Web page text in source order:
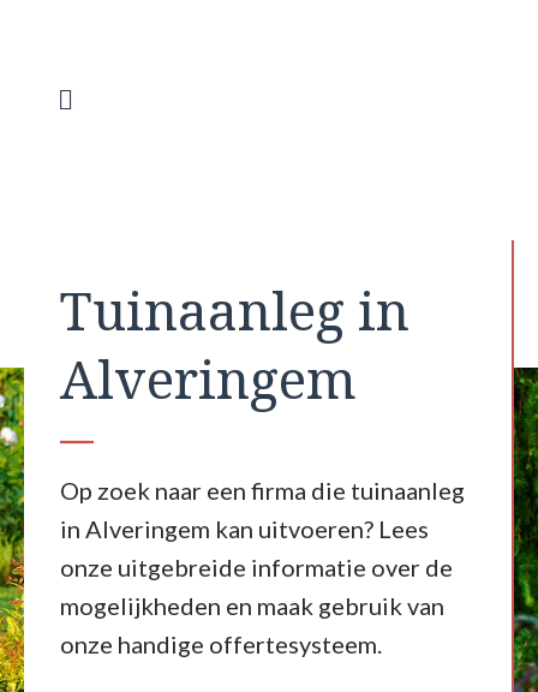
inhoud
Tuinaanleg in
Alveringem
Op zoek naar een firma die tuinaanleg
in Alveringem kan uitvoeren? Lees
onze uitgebreide informatie over de
mogelijkheden en maak gebruik van
onze handige offertesysteem.